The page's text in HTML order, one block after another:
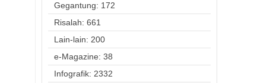
Gegantung: 172
Risalah: 661
Lain-lain: 200
e-Magazine: 38
Infografik: 2332